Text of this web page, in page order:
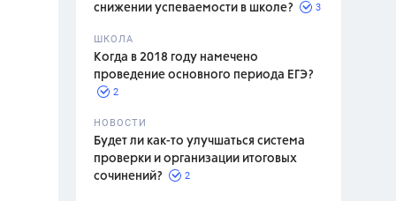
снижении успеваемости в школе?
3
ШКОЛА
Когда в 2018 году намечено
проведение основного периода ЕГЭ?
2
НОВОСТИ
Будет ли как-то улучшаться система
проверки и организации итоговых
сочинений?
2